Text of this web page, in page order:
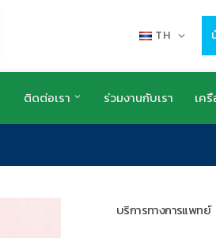
TH
ติดต่อเรา ร่วมงานกับเรา เค
บริการทางการแพทย์